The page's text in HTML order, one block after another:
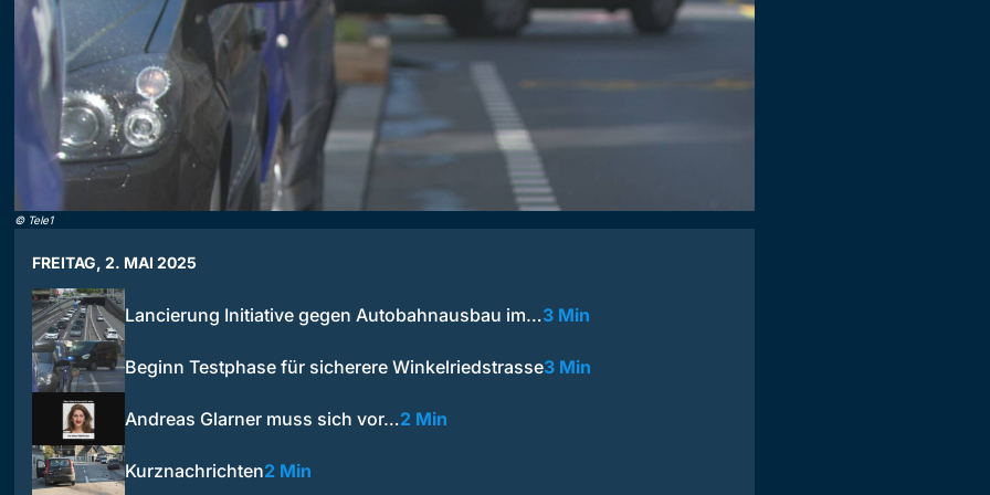
© Tele1
FREITAG, 2. MAI 2025
Lancierung Initiative gegen Autobahnausbau im…3 Min
Beginn Testphase für sicherere Winkelriedstrasse3 Min
Andreas Glarner muss sich vor…2 Min
Kurznachrichten2 Min